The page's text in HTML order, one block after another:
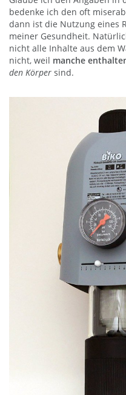
bedenke ich den oft
dann ist die Nutzung eines
meiner Gesundheit.
nicht alle Inhalte aus dem
nicht, weil manche
den Körper sind.